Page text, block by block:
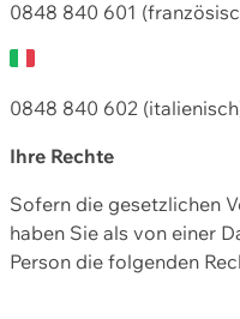
0848 840 601
0848 840 602
Ihre Rechte
Sofern die gesetzlichen
haben Sie als von einer
Person die folgenden